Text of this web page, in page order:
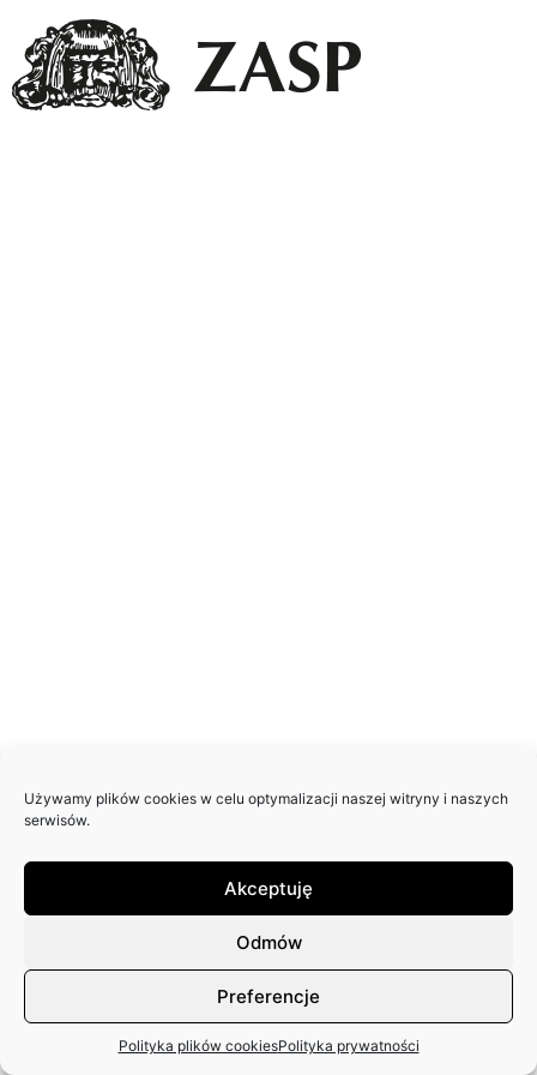
Używamy plików cookies w celu optymalizacji naszej witryny i naszych
serwisów.
Akceptuję
Odmów
Preferencje
Polityka plików cookiesPolityka prywatności